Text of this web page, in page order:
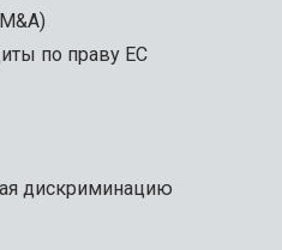
по праву ЕС
дискриминацию